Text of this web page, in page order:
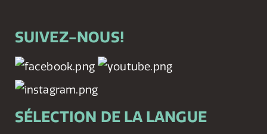
SUIVEZ-NOUS!
SÉLECTION DE LA LANGUE